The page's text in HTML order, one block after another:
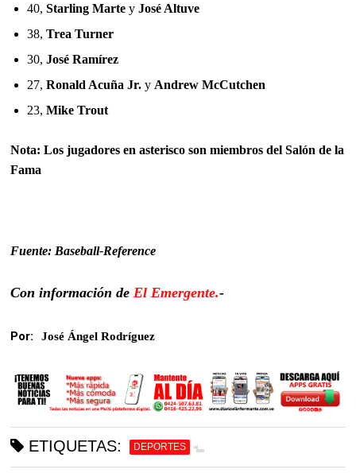
40,Starling Marte yJosé Altuve
38,Trea Turner
30,José Ramírez
27,Ronald Acuña Jr. y Andrew McCutchen
23,Mike Trout
Nota: Los jugadores en asterisco son miembros del Salón de la
Fama
Fuente: Baseball-Reference
Con información de El Emergente.-
Por: José Ángel Rodríguez
ETIQUETAS: DEPORTES